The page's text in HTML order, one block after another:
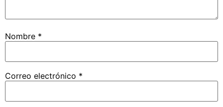
Nombre *
Correo electrónico *